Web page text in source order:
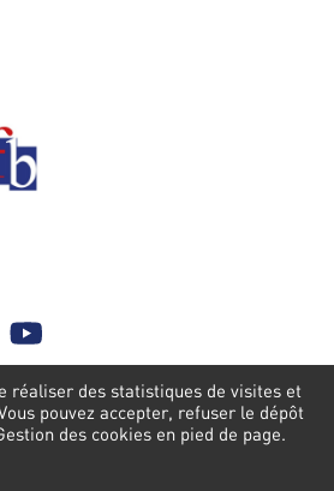
réaliser des statistiques de visites et
pouvez accepter, refuser le dépôt
des cookies en pied de page.